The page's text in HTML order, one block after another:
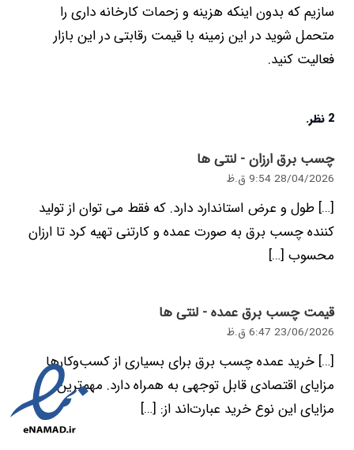
سازیم که بدون اینکه هزینه و زحمات کارخانه داری را
متحمل شوید در این زمینه با قیمت رقابتی در این بازار
فعالیت کنید.
2 نظر.
چسب برق ارزان - لنتی ها
28/04/2026 9:54 ق.ظ
[…] طول و عرض استاندارد دارد. که فقط می توان از تولید
کننده چسب برق به صورت عمده و کارتنی تهیه کرد تا ارزان
محسوب […]
قیمت چسب برق عمده - لنتی ها
23/06/2026 6:47 ق.ظ
[…] خرید عمده چسب برق برای بسیاری از کسب‌وکارها
مزایای اقتصادی قابل توجهی به همراه دارد. مهم‌ترین
مزایای این نوع خرید عبارت‌اند از: […]